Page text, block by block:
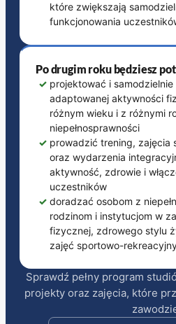
które zwiększają
funkcjonowania
Po drugim roku będziesz
✓ projektować i
adaptowanej aktywności
różnym wieku i z różnymi
niepełnosprawności
✓ prowadzić trening, zajęcia
oraz wydarzenia
aktywność, zdrowie i
uczestników
✓ doradzać osobom z
rodzinom i instytucjom w
fizycznej, zdrowego stylu
zajęć sportowo-
Sprawdź pełny program
projekty oraz zajęcia, które